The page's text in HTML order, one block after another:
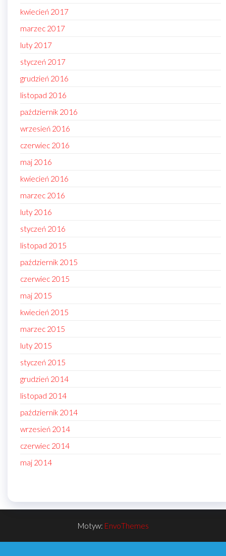
kwiecień 2017
marzec 2017
luty 2017
styczeń 2017
grudzień 2016
listopad 2016
październik 2016
wrzesień 2016
czerwiec 2016
maj 2016
kwiecień 2016
marzec 2016
luty 2016
styczeń 2016
listopad 2015
październik 2015
czerwiec 2015
maj 2015
kwiecień 2015
marzec 2015
luty 2015
styczeń 2015
grudzień 2014
listopad 2014
październik 2014
wrzesień 2014
czerwiec 2014
maj 2014
Motyw: EnvoThemes